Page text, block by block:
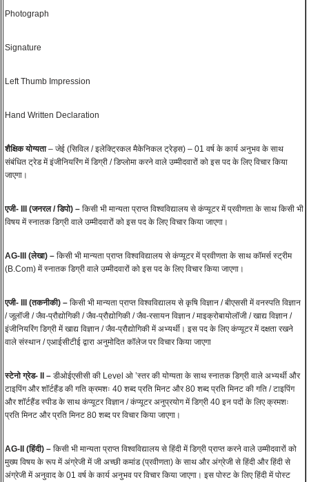
Photograph
Signature
Left Thumb Impression
Hand Written Declaration
शैक्षिक योग्यता– जेई (सिविल / इलेक्ट्रिकल मैकेनिकल ट्रेड्स) – 01 वर्ष के कार्य अनुभव के साथ
संबंधित ट्रेड में इंजीनियरिंग में डिग्री / डिप्लोमा करने वाले उम्मीदवारों को इस पद के लिए विचार किया
जाएगा।
एजी- III (जनरल / डिपो) – किसी भी मान्यता प्राप्त विश्वविद्यालय से कंप्यूटर में प्रवीणता के साथ किसी भी
विषय में स्नातक डिग्री वाले उम्मीदवारों को इस पद के लिए विचार किया जाएगा।
AG-III (लेखा) – किसी भी मान्यता प्राप्त विश्वविद्यालय से कंप्यूटर में प्रवीणता के साथ कॉमर्स स्ट्रीम
(B.Com) में स्नातक डिग्री वाले उम्मीदवारों को इस पद के लिए विचार किया जाएगा।
एजी- III (तकनीकी) – किसी भी मान्यता प्राप्त विश्वविद्यालय से कृषि विज्ञान / बीएससी में वनस्पति विज्ञान
/ जूलॉजी / जैव-प्रौद्योगिकी / जैव-प्रौद्योगिकी / जैव-रसायन विज्ञान / माइक्रोबायोलॉजी / खाद्य विज्ञान /
इंजीनियरिंग डिग्री में खाद्य विज्ञान / जैव-प्रौद्योगिकी में अभ्यर्थी। इस पद के लिए कंप्यूटर में दक्षता रखने
वाले संस्थान / एआईसीटीई द्वारा अनुमोदित कॉलेज पर विचार किया जाएगा
स्टेनो ग्रेड- II – डीओईएसीसी की Level ओ ’स्तर की योग्यता के साथ स्नातक डिग्री वाले अभ्यर्थी और
टाइपिंग और शॉर्टहैंड की गति क्रमशः 40 शब्द प्रति मिनट और 80 शब्द प्रति मिनट की गति / टाइपिंग
और शॉर्टहैंड स्पीड के साथ कंप्यूटर विज्ञान / कंप्यूटर अनुप्रयोग में डिग्री 40 इन पदों के लिए क्रमशः
प्रति मिनट और प्रति मिनट 80 शब्द पर विचार किया जाएगा।
AG-II (हिंदी) – किसी भी मान्यता प्राप्त विश्वविद्यालय से हिंदी में डिग्री प्राप्त करने वाले उम्मीदवारों को
मुख्य विषय के रूप में अंग्रेजी में जी अच्छी कमांड (प्रवीणता) के साथ और अंग्रेजी से हिंदी और हिंदी से
अंग्रेजी में अनुवाद के 01 वर्ष के कार्य अनुभव पर विचार किया जाएगा। इस पोस्ट के लिए हिंदी में पोस्ट